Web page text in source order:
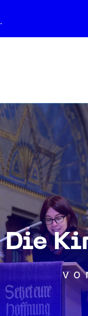
.
Die